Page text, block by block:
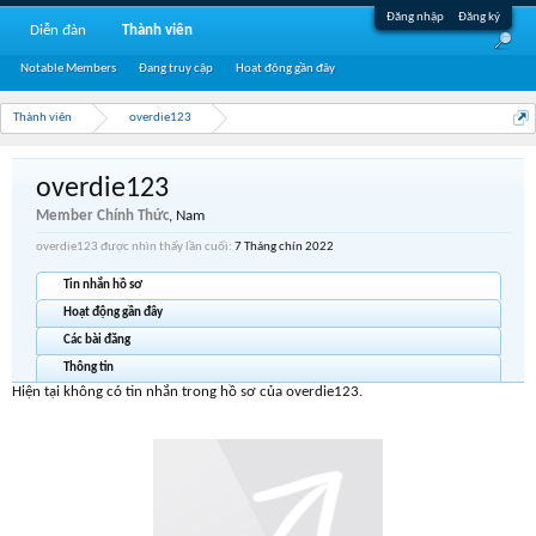
Đăng nhập Đăng ký
Thành viên overdie123
overdie123
Member Chính Thức, Nam
overdie123 được nhìn thấy lần cuối: 7 Tháng chín 2022
Tin nhắn hồ sơ
Hoạt động gần đây
Các bài đăng
Thông tin
Hiện tại không có tin nhắn trong hồ sơ của overdie123.
Diễn đàn Thành viên
Notable Members Đang truy cập Hoạt động gần đây